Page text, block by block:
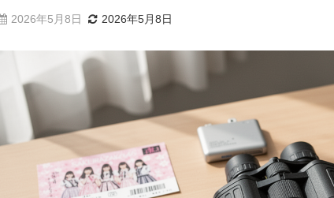
2026年5月8日 2026年5月8日